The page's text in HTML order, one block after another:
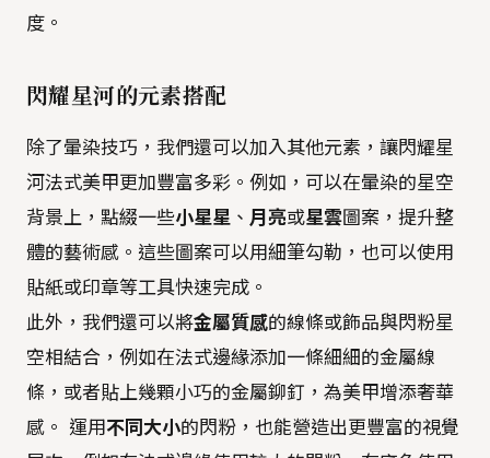
度。
閃耀星河的元素搭配
除了暈染技巧，我們還可以加入其他元素，讓閃耀星
河法式美甲更加豐富多彩。例如，可以在暈染的星空
背景上，點綴一些小星星 、 月亮或星雲圖案，提升整
體的藝術感。這些圖案可以用細筆勾勒，也可以使用
貼紙或印章等工具快速完成。
此外，我們還可以將金屬質感的線條或飾品與閃粉星
空相結合，例如在法式邊緣添加一條細細的金屬線
條，或者貼上幾顆小巧的金屬鉚釘，為美甲增添奢華
感。 運用 不同大小的閃粉，也能營造出更豐富的視覺